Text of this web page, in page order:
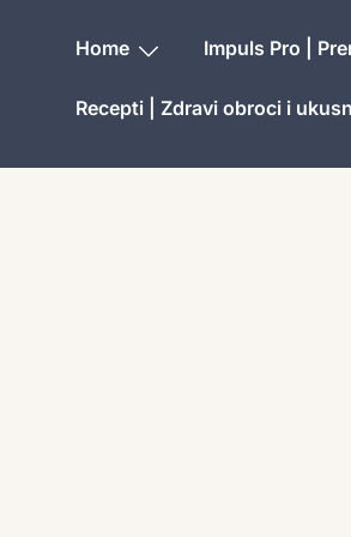
Home Impuls Pro |
Recepti | Zdravi obroci i